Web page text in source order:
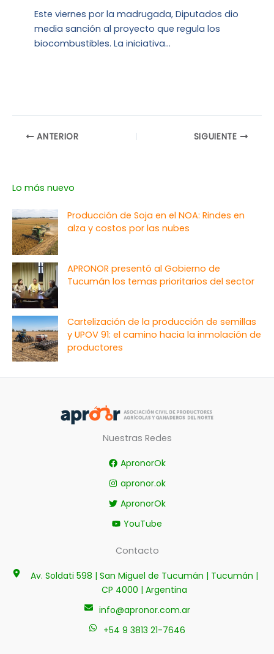
Este viernes por la madrugada, Diputados dio
media sanción al proyecto que regula los
biocombustibles. La iniciativa…
ANTERIOR SIGUIENTE
Lo más nuevo
Producción de Soja en el NOA: Rindes en
alza y costos por las nubes
APRONOR presentó al Gobierno de
Tucumán los temas prioritarios del sector
Cartelización de la producción de semillas
y UPOV 91: el camino hacia la inmolación de
productores
Nuestras Redes
ApronorOk
apronor.ok
ApronorOk
YouTube
Contacto
Av. Soldati 598 | San Miguel de Tucumán | Tucumán |
CP 4000 | Argentina
info@apronor.com.ar
+54 9 3813 21-7646